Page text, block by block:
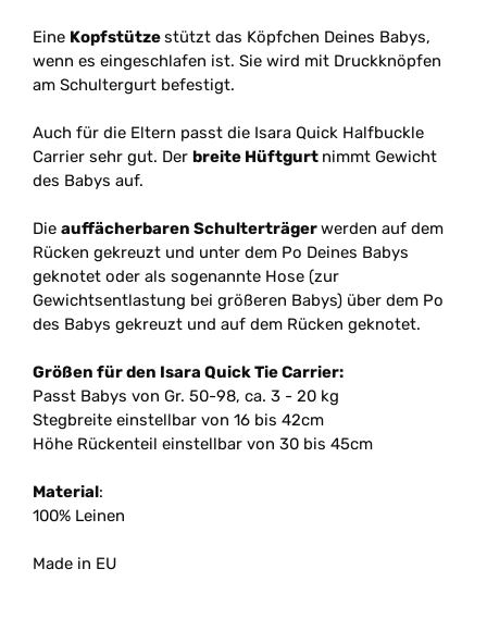
Eine Kopfstützestützt das Köpfchen Deines Babys,
wenn es eingeschlafen ist. Sie wird mit Druckknöpfen
am Schultergurt befestigt.
Auch für die Eltern passt die Isara Quick Halfbuckle
Carrier sehr gut. Der breite Hüftgurt nimmt Gewicht
des Babys auf.
Die auffächerbaren Schulterträgerwerden auf dem
Rücken gekreuzt und unter dem Po Deines Babys
geknotet oder als sogenannte Hose (zur
Gewichtsentlastung bei größeren Babys) über dem Po
des Babys gekreuzt und auf dem Rücken geknotet.
Größen für den Isara Quick Tie Carrier:
Passt Babys von Gr. 50-98, ca. 3 - 20 kg
Stegbreite einstellbar von 16 bis 42cm
Höhe Rückenteil einstellbar von 30 bis 45cm
Material:
100% Leinen
Made in EU